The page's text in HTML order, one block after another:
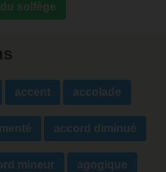
solfège
accent accolade
accord diminué
mineur agogique